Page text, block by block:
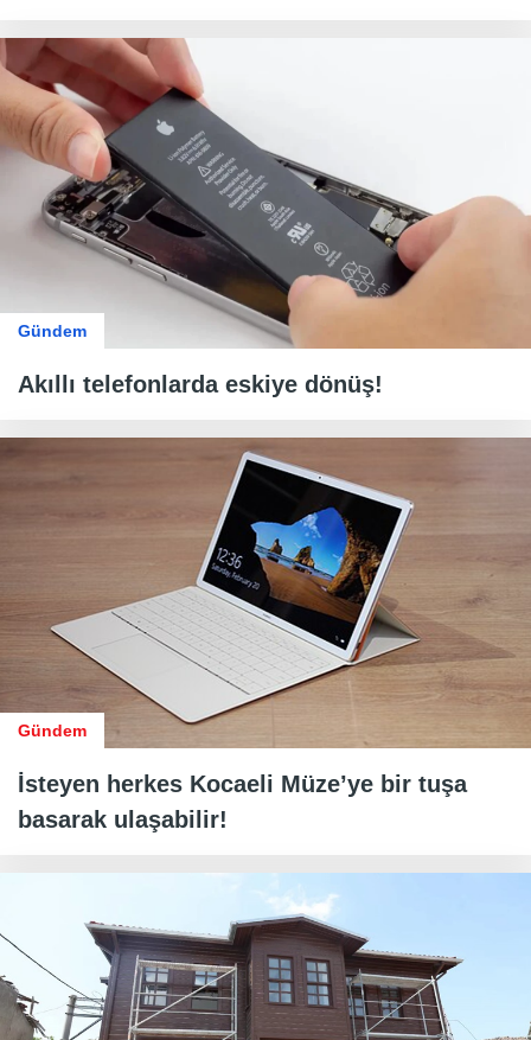
Gündem
Akıllı telefonlarda eskiye dönüş!
Gündem
İsteyen herkes Kocaeli Müze’ye bir tuşa
basarak ulaşabilir!